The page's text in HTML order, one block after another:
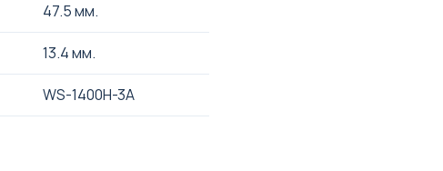
47.5 мм.
13.4 мм.
WS-1400H-3A